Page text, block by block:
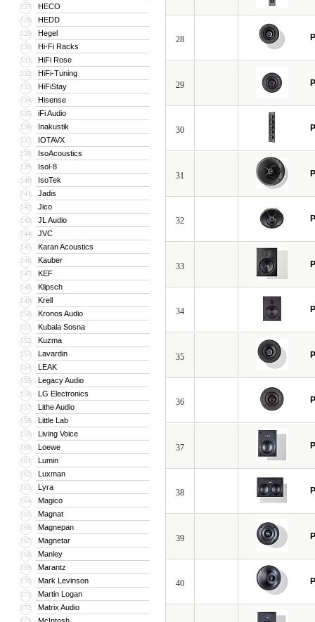
127 HECO
128 HEDD
129 Hegel
130 Hi-Fi Racks
131 HiFi Rose
132 HiFi-Tuning
133 HiFiStay
134 Hisense
135 iFi Audio
136 Inakustik
137 IOTAVX
138 IsoAcoustics
139 Isol-8
140 IsoTek
141 Jadis
142 Jico
143 JL Audio
144 JVC
145 Karan Acoustics
146 Kauber
147 KEF
148 Klipsch
149 Krell
150 Kronos Audio
151 Kubala Sosna
152 Kuzma
153 Lavardin
154 LEAK
155 Legacy Audio
156 LG Electronics
157 Lithe Audio
158 Little Lab
159 Living Voice
160 Loewe
161 Lumin
162 Luxman
163 Lyra
164 Magico
165 Magnat
166 Magnepan
167 Magnetar
168 Manley
169 Marantz
170 Mark Levinson
171 Martin Logan
172 Matrix Audio
28
29
30
31
32
33
34
35
36
37
38
39
40